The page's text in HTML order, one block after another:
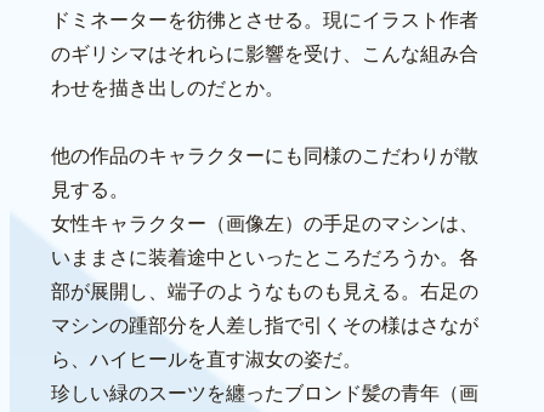
ドミネーターを彷彿とさせる。現にイラスト作者
のギリシマはそれらに影響を受け、こんな組み合
わせを描き出しのだとか。
他の作品のキャラクターにも同様のこだわりが散
見する。
女性キャラクター（画像左）の手足のマシンは、
いままさに装着途中といったところだろうか。各
部が展開し、端子のようなものも見える。右足の
マシンの踵部分を人差し指で引くその様はさなが
ら、ハイヒールを直す淑女の姿だ。
珍しい緑のスーツを纏ったブロンド髪の青年（画